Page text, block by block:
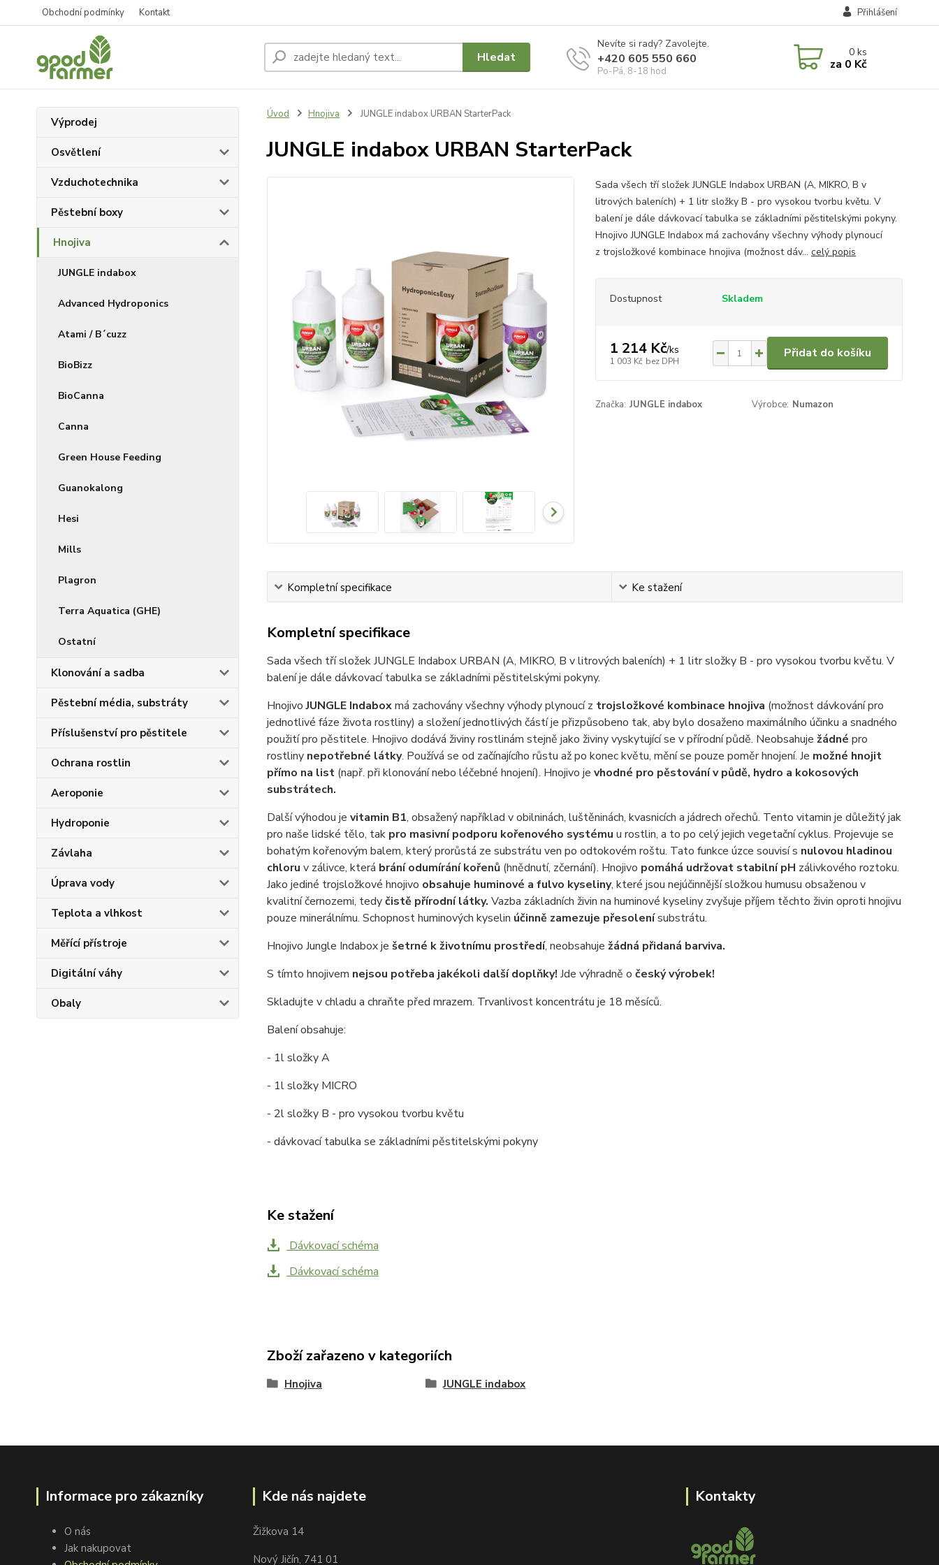
Obchodní podmínky Kontakt Přihlášení
Hledat
Nevíte si rady? Zavolejte.
+420 605 550 660
Po-Pá, 8-18 hod
0ks
za 0 Kč
Výprodej
Osvětlení
Vzduchotechnika
Pěstební boxy
Hnojiva
JUNGLE indabox
Advanced Hydroponics
Atami / B´cuzz
BioBizz
BioCanna
Canna
Green House Feeding
Guanokalong
Hesi
Mills
Plagron
Terra Aquatica (GHE)
Ostatní
Klonování a sadba
Pěstební média, substráty
Příslušenství pro pěstitele
Ochrana rostlin
Aeroponie
Hydroponie
Závlaha
Úprava vody
Teplota a vlhkost
Měřící přístroje
Digitální váhy
Obaly
Úvod Hnojiva JUNGLE indabox URBAN StarterPack
JUNGLE indabox URBAN StarterPack
Sada všech tří složek JUNGLE Indabox URBAN (A, MIKRO, B v
litrových baleních) + 1 litr složky B - pro vysokou tvorbu květu. V
balení je dále dávkovací tabulka se základními pěstitelskými pokyny.
Hnojivo JUNGLE Indabox má zachovány všechny výhody plynoucí
z trojsložkové kombinace hnojiva (možnost dáv... celý popis
Dostupnost Skladem
1 214 Kč/ks
1 003 Kč bez DPH
Přidat do košíku
Značka: JUNGLE indabox Výrobce: Numazon
Kompletní specifikace Ke stažení
Kompletní specifikace
Sada všech tří složek JUNGLE Indabox URBAN (A, MIKRO, B v litrových baleních) + 1 litr složky B - pro vysokou tvorbu květu. V
balení je dále dávkovací tabulka se základními pěstitelskými pokyny.
HnojivoJUNGLE Indaboxmá zachovány všechny výhody plynoucí z trojsložkové kombinace hnojiva (možnost dávkování pro
jednotlivé fáze života rostliny) a složení jednotlivých částí je přizpůsobeno tak, aby bylo dosaženo maximálního účinku a snadného
použití pro pěstitele. Hnojivo dodává živiny rostlinám stejně jako živiny vyskytující se v přírodní půdě. Neobsahuje žádné pro
rostliny nepotřebné látky. Používá se od začínajícího růstu až po konec květu, mění se pouze poměr hnojení. Je možné hnojit
přímo na list(např. při klonování nebo léčebné hnojení). Hnojivo je vhodné pro pěstování v půdě, hydro a kokosových
substrátech.
Další výhodou je vitamin B1, obsažený například v obilninách, luštěninách, kvasnicích a jádrech ořechů. Tento vitamin je důležitý jak
pro naše lidské tělo, tak pro masivní podporu kořenového systému u rostlin, a to po celý jejich vegetační cyklus. Projevuje se
bohatým kořenovým balem, který prorůstá ze substrátu ven po odtokovém roštu. Tato funkce úzce souvisí s nulovou hladinou
chloru v zálivce, která brání odumírání kořenů(hnědnutí, zčernání). Hnojivo pomáhá udržovat stabilní pH zálivkového roztoku.
Jako jediné trojsložkové hnojivo obsahuje huminové a fulvo kyseliny, které jsou nejúčinnější složkou humusu obsaženou v
kvalitní černozemi, tedyčistě přírodní látky. Vazba základních živin na huminové kyseliny zvyšuje příjem těchto živin oproti hnojivu
pouze minerálnímu. Schopnost huminových kyselin účinně zamezuje přesolenísubstrátu.
Hnojivo Jungle Indabox je šetrné k životnímu prostředí, neobsahuje žádná přidaná barviva.
S tímto hnojivem nejsou potřeba jakékoli další doplňky! Jde výhradně o český výrobek!
Skladujte v chladu a chraňte před mrazem. Trvanlivost koncentrátu je 18 měsíců.
Balení obsahuje:
- 1l složky A
- 1l složky MICRO
- 2l složky B - pro vysokou tvorbu květu
- dávkovací tabulka se základními pěstitelskými pokyny
Ke stažení
Dávkovací schéma
Dávkovací schéma
Zboží zařazeno v kategoriích
Hnojiva JUNGLE indabox
Informace pro zákazníky
O nás
Jak nakupovat
Kde nás najdete
Žižkova 14
Nový Jičín, 741 01
Kontakty